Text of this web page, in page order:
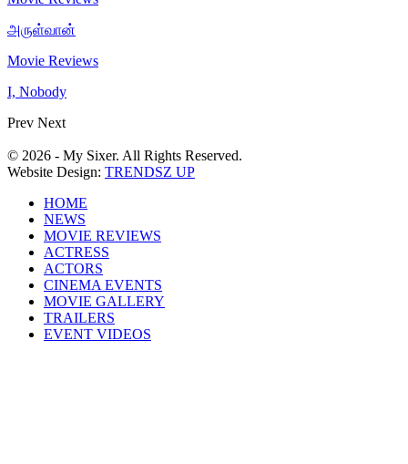
அருள்வான்
Movie Reviews
I, Nobody
Prev Next
© 2026 - My Sixer. All Rights Reserved.
Website Design: TRENDSZ UP
HOME
NEWS
MOVIE REVIEWS
ACTRESS
ACTORS
CINEMA EVENTS
MOVIE GALLERY
TRAILERS
EVENT VIDEOS